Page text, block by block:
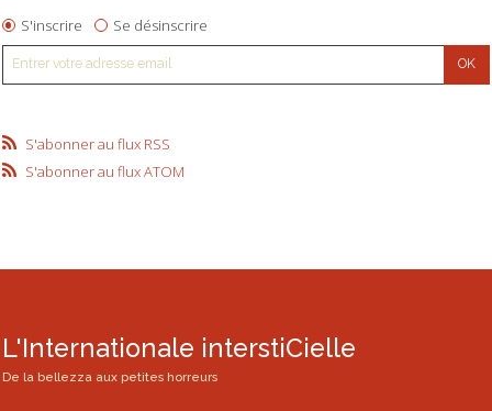
S'inscrire Se désinscrire
S'abonner au flux RSS
S'abonner au flux ATOM
L'Internationale interstiCielle
De la bellezza aux petites horreurs